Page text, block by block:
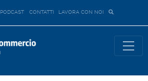
PODCAST CONTATTI LAVORA CON NOI